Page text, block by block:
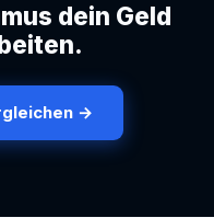
dein Geld
→